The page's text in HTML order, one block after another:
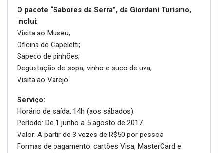
O pacote “Sabores da Serra”, da Giordani Turismo,
inclui:
Visita ao Museu;
Oficina de Capeletti;
Sapeco de pinhões;
Degustação de sopa, vinho e suco de uva;
Visita ao Varejo.
Serviço:
Horário de saída: 14h (aos sábados).
Período: De 1 junho a 5 agosto de 2017.
Valor: A partir de 3 vezes de R$50 por pessoa
Formas de pagamento: cartões Visa, MasterCard e